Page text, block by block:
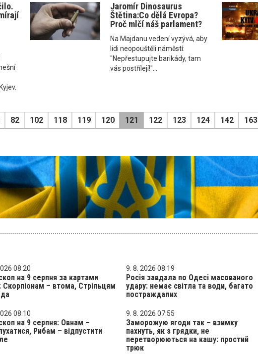
Jaromír Dinosaurus
Štětina:Co dělá Evropa?
Proč mlčí náš parlament?
Na Majdanu vedení vyzývá, aby
lidi neopouštěli náměstí:
"Nepřestupujte barikády, tam
vás postřílejí!"...
82 102 118 119 120 121 122 123 124 142 163
08:20
на 9 серпня за картами
Скорпіонам – втома, Стрільцям
9. 8. 2026 08:19
Росія завдала по Одесі масованого
удару: немає світла та води, багато
постраждалих
08:10
на 9 серпня: Овнам –
Рибам – відпустити
9. 8. 2026 07:55
Заморожую ягоди так – взимку
пахнуть, як з грядки, не
перетворюються на кашу: простий
трюк